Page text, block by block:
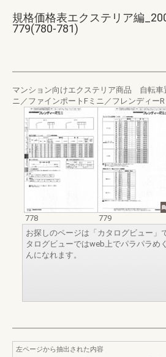
規格価格表エクステリア編
779(780-781)
マンション向けエクステリア商品 自転
ニ／ファインポートFミニ／フレンディー
778
779
お探しのページは「カタログビュー」
タログビューではweb上でパラパラめ
んになれます。
左ページから抽出された内容